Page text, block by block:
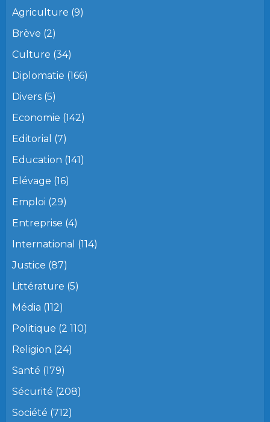
Agriculture (9)
Brève (2)
Culture (34)
Diplomatie (166)
Divers (5)
Economie (142)
Editorial (7)
Education (141)
Elévage (16)
Emploi (29)
Entreprise (4)
International (114)
Justice (87)
Littérature (5)
Média (112)
Politique (2 110)
Religion (24)
Santé (179)
Sécurité (208)
Société (712)